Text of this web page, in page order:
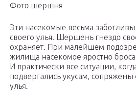
Фото шершня
Эти насекомые весьма
своего улья. Шершень гнездо
охраняет. При малейшем
жилища насекомое яростно
И практически все ситуации,
подвергались укусам,
улья.